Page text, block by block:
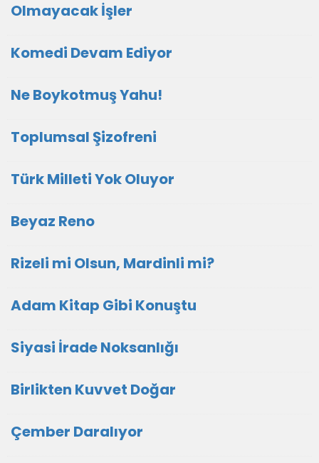
Olmayacak İşler
Komedi Devam Ediyor
Ne Boykotmuş Yahu!
Toplumsal Şizofreni
Türk Milleti Yok Oluyor
Beyaz Reno
Rizeli mi Olsun, Mardinli mi?
Adam Kitap Gibi Konuştu
Siyasi İrade Noksanlığı
Birlikten Kuvvet Doğar
Çember Daralıyor